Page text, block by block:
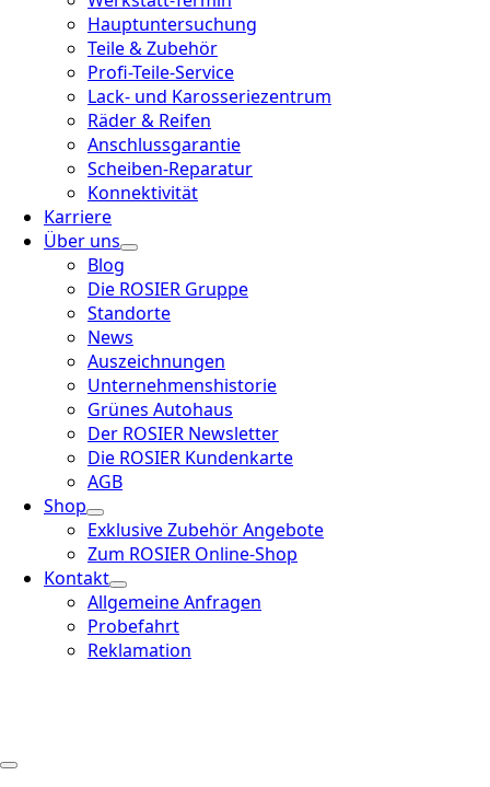
Hauptuntersuchung
Teile & Zubehör
Profi-Teile-Service
Lack- und Karosseriezentrum
Räder & Reifen
Anschlussgarantie
Scheiben-Reparatur
Konnektivität
Karriere
Über uns
Blog
Die ROSIER Gruppe
Standorte
News
Auszeichnungen
Unternehmenshistorie
Grünes Autohaus
Der ROSIER Newsletter
Die ROSIER Kundenkarte
AGB
Shop
Exklusive Zubehör Angebote
Zum ROSIER Online-Shop
Kontakt
Allgemeine Anfragen
Probefahrt
Reklamation